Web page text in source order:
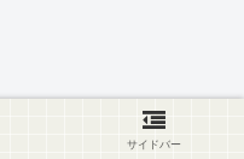
サイドバー